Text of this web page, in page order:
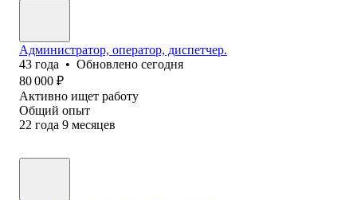
Администратор, оператор, диспетчер.
43 года • Обновлено сегодня
80 000 ₽
Активно ищет работу
Общий опыт
22 года 9 месяцев